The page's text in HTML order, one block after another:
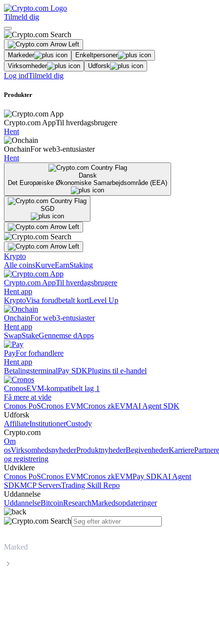
Tilmeld dig
Markeder
Enkeltpersoner
Virksomheder
Udforsk
Log indTilmeld dig
Produkter
Crypto.com AppTil hverdagsbrugere
Hent
OnchainFor web3-entusiaster
Hent
Dansk
Det Europæiske Økonomiske Samarbejdsområde (EEA)
SGD
Krypto
Alle coinsKurveEarnStaking
Crypto.com AppTil hverdagsbrugere
Hent app
KryptoVisa forudbetalt kortLevel Up
OnchainFor web3-entusiaster
Hent app
SwapStakeGennemse dApps
PayFor forhandlere
Hent app
BetalingsterminalPay SDKPlugins til e-handel
CronosEVM-kompatibelt lag 1
Få mere at vide
Cronos PoSCronos EVMCronos zkEVMAI Agent SDK
Udforsk
AffiliateInstitutionerCustody
Crypto.com
Om
osVirksomhedsnyhederProduktnyhederBegivenhederKarrierePartnere
og registrering
Udviklere
Cronos PoSCronos EVMCronos zkEVMPay SDKAI Agent
SDKMCP ServersTrading Skill Repo
Uddannelse
UddannelseBitcoinResearchMarkedsopdateringer
Marked